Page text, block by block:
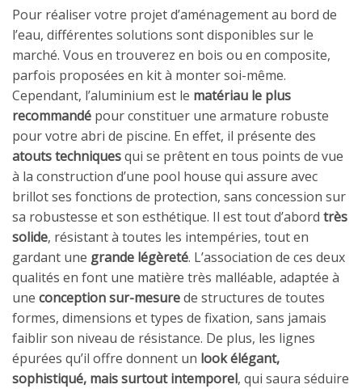
Pour réaliser votre projet d’aménagement au bord de
l’eau, différentes solutions sont disponibles sur le
marché. Vous en trouverez en bois ou en composite,
parfois proposées en kit à monter soi-même.
Cependant, l’aluminium est le matériau le plus
recommandé pour constituer une armature robuste
pour votre abri de piscine. En effet, il présente des
atouts techniquesqui se prêtent en tous points de vue
à la construction d’une pool house qui assure avec
brillot ses fonctions de protection, sans concession sur
sa robustesse et son esthétique. Il est tout d’abord très
solide, résistant à toutes les intempéries, tout en
gardant une grande légèreté. L’association de ces deux
qualités en font une matière très malléable, adaptée à
une conception sur-mesurede structures de toutes
formes, dimensions et types de fixation, sans jamais
faiblir son niveau de résistance. De plus, les lignes
épurées qu’il offre donnent un look élégant,
sophistiqué, mais surtout intemporel, qui saura séduire